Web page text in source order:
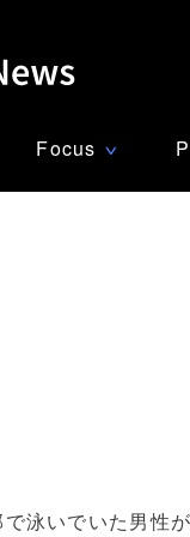
Focus ∨
で泳いでいた男性が